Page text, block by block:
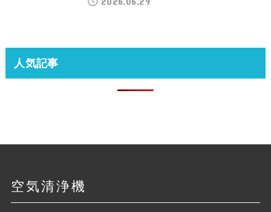
人気記事
空気清浄機